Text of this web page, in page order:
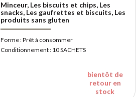
Minceur, Les biscuits et chips, Les
snacks, Les gaufrettes et biscuits, Les
produits sans gluten
Forme :Prêt à consommer
Conditionnement : 10 SACHETS
bientôt de
retour en
stock